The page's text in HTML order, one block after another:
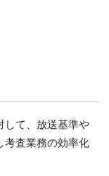
して、放送基準や
考査業務の効率化